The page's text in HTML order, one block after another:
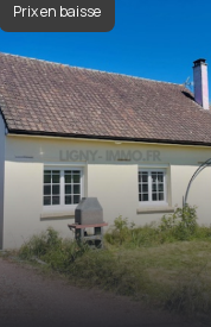
Prix en baisse